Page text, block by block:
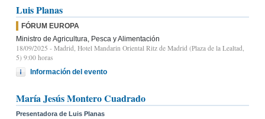
Luis Planas
FÓRUM EUROPA
Ministro de Agricultura, Pesca y Alimentación
18/09/2025 - Madrid, Hotel Mandarin Oriental Ritz de Madrid (Plaza de la Lealtad,
5) 9:00 horas
Información del evento
María Jesús Montero Cuadrado
Presentadora de Luis Planas